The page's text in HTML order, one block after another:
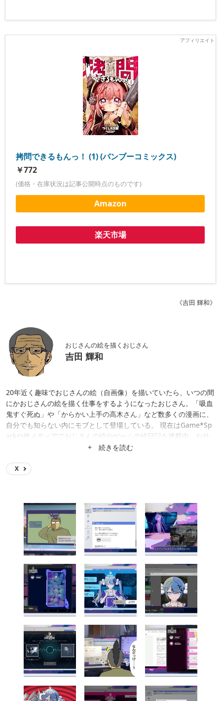
拷問できるもんっ！ (1) (バンブーコミックス)
￥772
(価格・在庫状況は記事公開時点のものです)
Amazon
楽天市場
《吉田 輝和》
おじさんの絵を描くおじさん
吉田 輝和
20年近く趣味でおじさんの絵（自画像）を描いていたら、いつの間
にかおじさんの絵を描く仕事をするようになったおじさん。「吸血
鬼すぐ死ぬ」や「からかい上手の高木さん」など数多くの漫画に、
自分でも知らない内にモブとして登場している。 現在はGame*Sp
arkや他メディアでおじさんの絵やゲームの絵日記を連載中。お仕
事の依頼は吉田輝和ツイッターからどうぞ。
+ 続きを読む
X